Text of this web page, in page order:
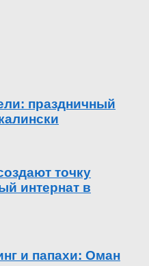
праздничный
точку
интернат в
и папахи: Оман